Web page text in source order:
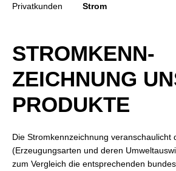
Privatkunden Strom
STROM­KENN­
ZEICHNUNG
PRODUKTE
Die Stromkennzeichnung veranschaulicht
(Erzeugungsarten und deren
zum Vergleich die entsprechenden